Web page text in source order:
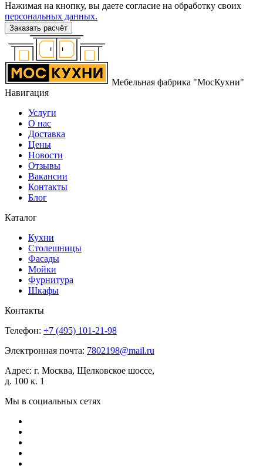
Нажимая на кнопку, вы даете согласие на обработку своих
персональных данных.
Заказать расчёт
Мебельная фабрика "МосКухни"
Навигация
Услуги
О нас
Доставка
Цены
Новости
Отзывы
Вакансии
Контакты
Блог
Каталог
Кухни
Столешницы
Фасады
Мойки
Фурнитура
Шкафы
Контакты
Телефон: +7 (495) 101-21-98
Электронная почта: 7802198@mail.ru
Адрес: г. Москва, Щелковское шоссе,
д. 100 к. 1
Мы в социальных сетях